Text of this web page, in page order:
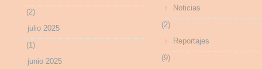
(2)
julio 2025
(1)
junio 2025
Noticias
(2)
Reportajes
(9)